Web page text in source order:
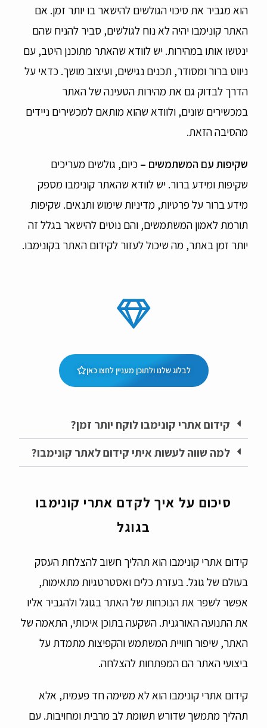
הוא מגביר את סיכוי הגולשים להישאר בו יותר זמן. אם
האתר קונימבו יהיה לא נוח לגולשים, סביר להניח שהם
ינטשו אותו במהירות. יש לוודא שהאתר מתוכנן היטב, עם
ניווט ברור ומסודר, תכנים נגישים, ועיצוב מושך. כדאי על
הדרך לבדוק גם את מהירות הטעינה של האתר
במכשירים שונים, ולוודא שהוא מותאם למכשירים ניידים
מהסיבה הזאת.
שקיפות עם המשתמשים –כיום, גולשים מעריכים
שקיפות ומידע ברור. יש לוודא שהאתר קונימבו מספק
מידע ברור על פרטיות, מדיניות שימוש ותנאים. שקיפות
תורמת לאמון המשתמשים, והם נוטים להישאר בגלל זה
יותר זמן באתר, מה שיכול לעזור לקידום האתר בקונימבו.
לבלוג שלנו ולתוכן מעניין לחצו כאן
קידום אתרי קונימבו לוקח יותר זמן?
למה שווה לעשות איתי קידום לאתר קונימבו?
סיכום על איך לקדם אתרי קונימבו
בגוגל
קידום אתרי קונימבו הוא תהליך חשוב להצלחת העסק
בעולם של גוגל. בעזרת כלים ואסטרטגיות מתאימות,
אפשר לשפר את הנוכחות של האתר בגוגל ולהגביר אליו
את התנועה האורגנית. השקעה בתוכן איכותי, התאמה של
האתר, שיפור חוויית המשתמש והקפיצות מתמדת על
ביצועי האתר הם המפתחות להצלחה.
קידום אתרי קונימבו הוא לא משימה חד פעמית, אלא
תהליך מתמשך שדורש תשומת לב מרבית ומחויבות. עם